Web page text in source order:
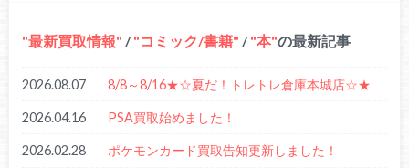
最新買取情報 / コミック/書籍 / 本 の最新記事
2026.08.07 8/8～8/16★☆夏だ！トレトレ倉庫本城店☆★
2026.04.16 PSA買取始めました！
2026.02.28 ポケモンカード買取告知更新しました！